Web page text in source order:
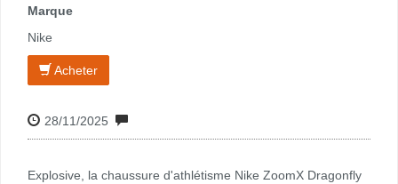
Marque
Nike
Acheter
28/11/2025
Explosive, la chaussure d'athlétisme Nike ZoomX Dragonfly